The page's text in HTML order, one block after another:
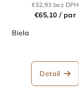
€52,93 bez DPH
€65,10 / par
Biela
Detail